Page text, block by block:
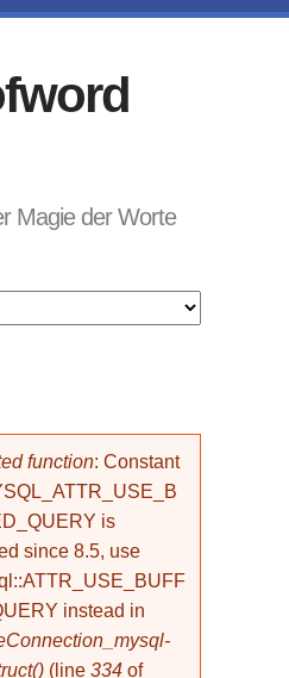
Magie der Worte
function: Constant
is
since 8.5, use
instead in
(line 334 of